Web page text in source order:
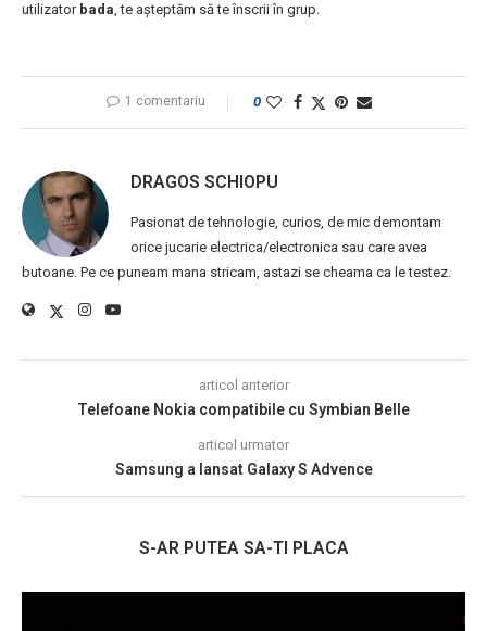
utilizator bada, te așteptăm să te înscrii în grup.
1 comentariu 0
DRAGOS SCHIOPU
Pasionat de tehnologie, curios, de mic demontam
orice jucarie electrica/electronica sau care avea
butoane. Pe ce puneam mana stricam, astazi se cheama ca le testez.
articol anterior
Telefoane Nokia compatibile cu Symbian Belle
articol urmator
Samsung a lansat Galaxy S Advence
S-AR PUTEA SA-TI PLACA